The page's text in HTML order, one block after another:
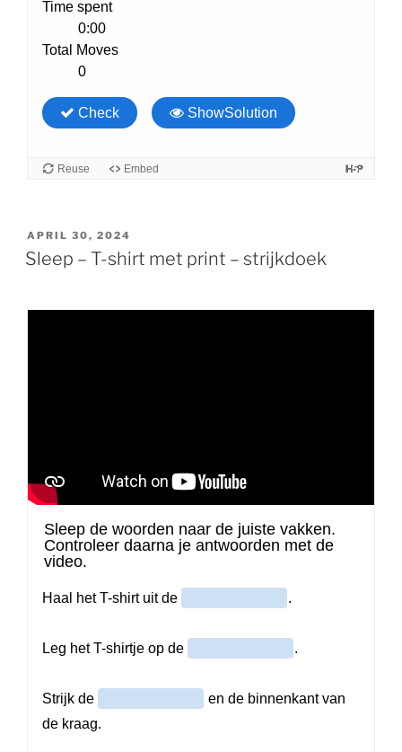
GEPLAATST
OP
APRIL 30, 2024
Sleep – T-shirt met print – strijkdoek